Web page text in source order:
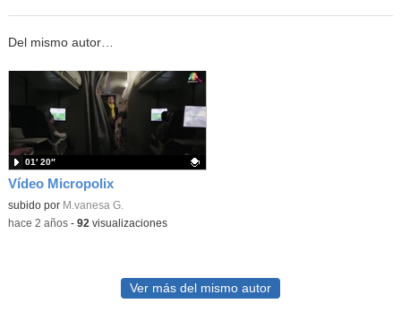
Del mismo autor…
Vídeo Micropolix
Contenido educativo.
subido por M.vanesa G.
01′ 20″
-hace 2 años- 92 visualizaciones
Ver más del mismo autor